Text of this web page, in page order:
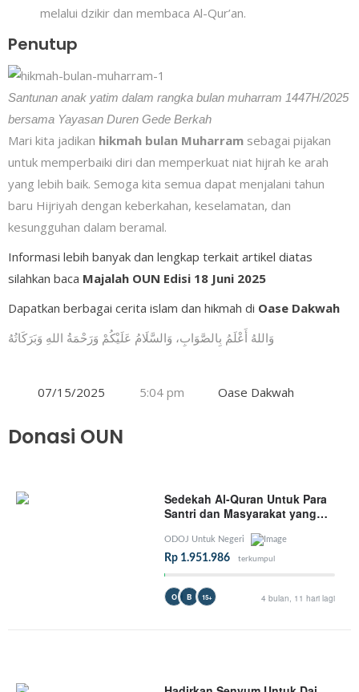
melalui dzikir dan membaca Al-Qur’an.
Penutup
Santunan anak yatim dalam rangka bulan muharram 1447H/2025
bersama Yayasan Duren Gede Berkah
Mari kita jadikan hikmah bulan Muharram sebagai pijakan
untuk memperbaiki diri dan memperkuat niat hijrah ke arah
yang lebih baik. Semoga kita semua dapat menjalani tahun
baru Hijriyah dengan keberkahan, keselamatan, dan
kesungguhan dalam beramal.
Informasi lebih banyak dan lengkap terkait artikel diatas
silahkan baca Majalah OUN Edisi 18 Juni 2025
Dapatkan berbagai cerita islam dan hikmah di Oase Dakwah
وَاللهُ أَعْلَمُ بِالصَّوَابِ، وَالسَّلَامُ عَلَيْكُمْ وَرَحْمَةُ اللهِ وَبَرَكَاتُهُ
07/15/2025 5:04 pm Oase Dakwah
Donasi OUN
Sedekah Al-Quran Untuk Para
Santri dan Masyarakat yang
ODOJ Untuk Negeri
Rp 1.951.986 terkumpul
O B 15+ 4 bulan, 11 hari lagi